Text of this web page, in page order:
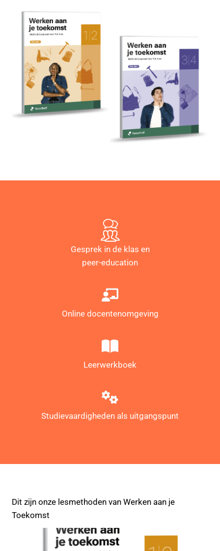
Gesprek in de klas en
peer-education
Online docentenomgeving
Leerwerkboek
Studievaardigheden als uitgangspunt
Dit zijn onze lesmethoden van Werken aan je
Toekomst